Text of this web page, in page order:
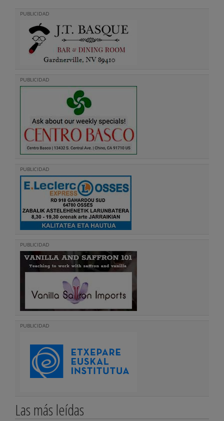
PUBLICIDAD
PUBLICIDAD
PUBLICIDAD
PUBLICIDAD
PUBLICIDAD
Las más leídas